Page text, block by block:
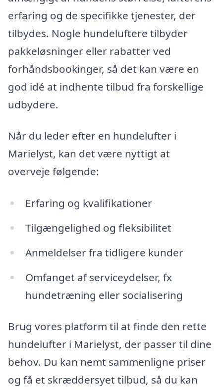
erfaring og de specifikke tjenester, der
tilbydes. Nogle hundeluftere tilbyder
pakkeløsninger eller rabatter ved
forhåndsbookinger, så det kan være en
god idé at indhente tilbud fra forskellige
udbydere.
Når du leder efter en hundelufter i
Marielyst, kan det være nyttigt at
overveje følgende:
Erfaring og kvalifikationer
Tilgængelighed og fleksibilitet
Anmeldelser fra tidligere kunder
Omfanget af serviceydelser, fx
hundetræning eller socialisering
Brug vores platform til at finde den rette
hundelufter i Marielyst, der passer til dine
behov. Du kan nemt sammenligne priser
og få et skræddersyet tilbud, så du kan